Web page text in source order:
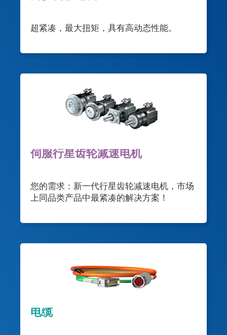
超紧凑，最大扭矩，具有高动态性能。
伺服行星齿轮减速电机
您的需求：新一代行星齿轮减速电机，市场
上同品类产品中最紧凑的解决方案！
电缆